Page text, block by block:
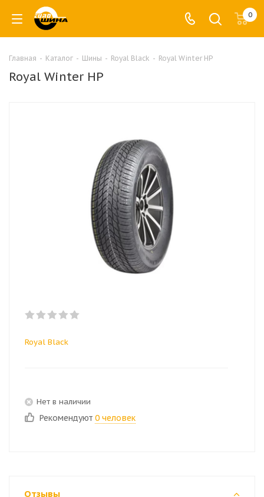
0
Главная - Каталог - Шины - Royal Black - Royal Winter HP
Royal Winter HP
Royal Black
Нет в наличии
Рекомендуют 0 человек
Отзывы